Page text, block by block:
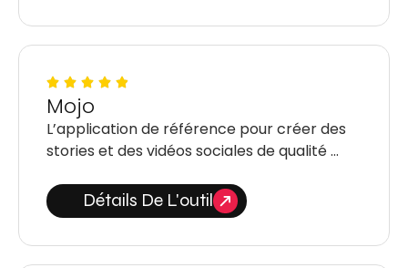
Mojo
L’application de référence pour créer des
stories et des vidéos sociales de qualité …
Détails De L'outil